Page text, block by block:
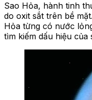
Sao Hỏa, hành tinh
do oxit sắt trên bề
Hỏa từng có nước
tìm kiếm dấu hiệu của